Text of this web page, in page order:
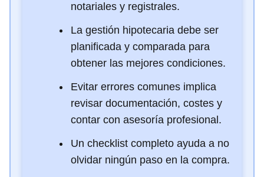
notariales y registrales.
La gestión hipotecaria debe ser
planificada y comparada para
obtener las mejores condiciones.
Evitar errores comunes implica
revisar documentación, costes y
contar con asesoría profesional.
Un checklist completo ayuda a no
olvidar ningún paso en la compra.